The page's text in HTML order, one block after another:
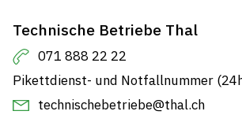
Technische Betriebe Thal
071 888 22 22
Pikettdienst- und Notfallnummer
technischebetriebe@thal.ch